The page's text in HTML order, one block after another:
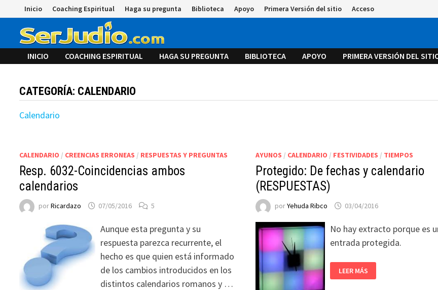
al
contenido
Inicio Coaching Espiritual Haga su pregunta Biblioteca Apoyo Primera Versión del sitio Acceso
INICIO COACHING ESPIRITUAL HAGA SU PREGUNTA BIBLIOTECA APOYO PRIMERA VERSIÓN DEL
CATEGORÍA: CALENDARIO
Calendario
CALENDARIO / CREENCIAS ERRONEAS / RESPUESTAS Y PREGUNTAS
Resp. 6032-Coincidencias ambos
calendarios
porRicardazo 07/05/2016 5
Aunque esta pregunta y su
respuesta parezca recurrente, el
hecho es que quien está informado
de los cambios introducidos en los
distintos calendarios romanos y …
AYUNOS / CALENDARIO / FESTIVIDADES / TIEMPOS
Protegido: De fechas y calendario
(RESPUESTAS)
porYehuda Ribco 03/04/2016
No hay extracto porque es
entrada protegida.
LEER MÁS